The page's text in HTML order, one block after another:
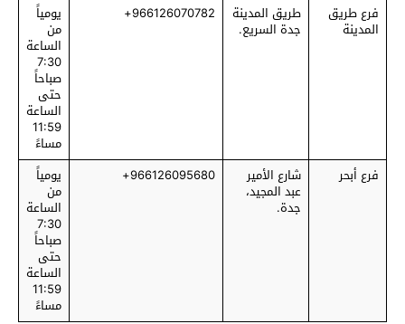
فرع طريق
المدينة
طريق المدينة
جدة السريع.
966126070782+ يومياً
من
الساعة
7:30
صباحاً
حتى
الساعة
11:59
مساءً
فرع أبحر
شارع الأمير
عبد المجيد،
جدة.
966126095680+ يومياً
من
الساعة
7:30
صباحاً
حتى
الساعة
11:59
مساءً